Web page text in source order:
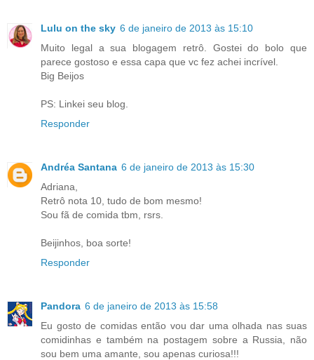
Lulu on the sky 6 de janeiro de 2013 às 15:10
Muito legal a sua blogagem retrô. Gostei do bolo que
parece gostoso e essa capa que vc fez achei incrível.
Big Beijos
PS: Linkei seu blog.
Responder
Andréa Santana 6 de janeiro de 2013 às 15:30
Adriana,
Retrô nota 10, tudo de bom mesmo!
Sou fã de comida tbm, rsrs.
Beijinhos, boa sorte!
Responder
Pandora 6 de janeiro de 2013 às 15:58
Eu gosto de comidas então vou dar uma olhada nas suas
comidinhas e também na postagem sobre a Russia, não
sou bem uma amante, sou apenas curiosa!!!